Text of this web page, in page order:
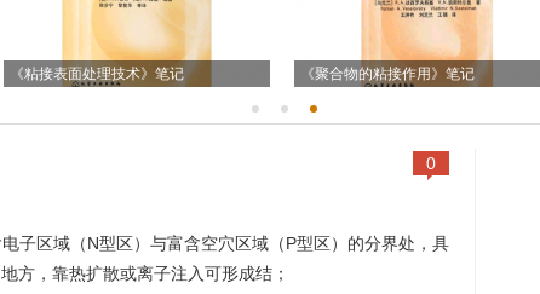
由2011年全球手机销量数据臆测
UNDERFILL的用量
关于POP封装用underfill胶水初探
国内外导电银粉、银浆、导电胶市场状
况
关于导电胶在石英谐振器、LED及IC领
域的应用
《粘接表面处理技术》笔记 《聚合物的粘接作用》笔记
0
子区域（N型区）与富含空穴区域（P型区）的分界处，具
方，靠热扩散或离子注入可形成结；